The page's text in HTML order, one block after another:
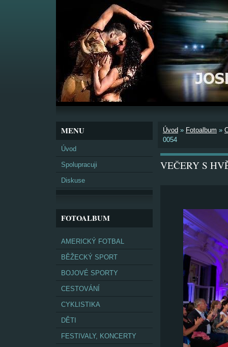
MENU
Úvod
Spolupracuji
Diskuse
FOTOALBUM
AMERICKÝ FOTBAL
BĚŽECKÝ SPORT
BOJOVÉ SPORTY
CESTOVÁNÍ
CYKLISTIKA
DĚTI
FESTIVALY, KONCERTY
Úvod » Fotoalbum »
0054
VEČERY S